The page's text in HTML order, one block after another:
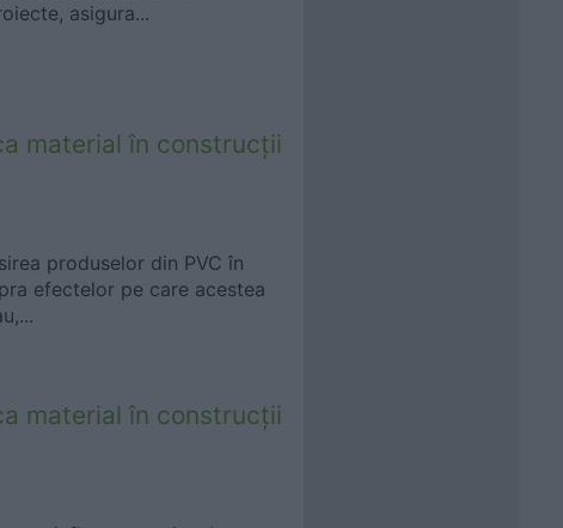
asigura...
material în construcții
produselor din PVC în
efectelor pe care acestea
material în construcții